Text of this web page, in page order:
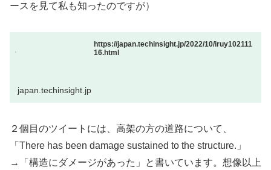
ースを見て私も知ったのですが）
https://japan.techinsight.jp/2022/10/iruy102111
16.html
japan.techinsight.jp
２個目のツイートには、高架の方の道路について、
「There has been damage sustained to the structure.」
→「構造にダメージがあった」と書いています。想像以上